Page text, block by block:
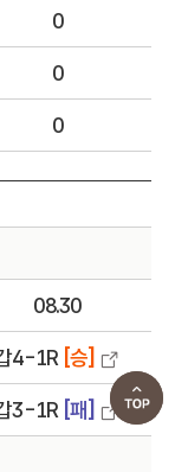
0
0
0
08.30
4-1R [승]
3-1R [패]